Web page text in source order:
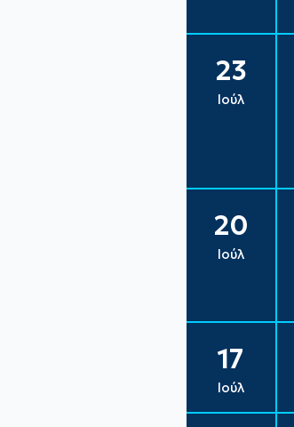
23
Ιούλ
20
Ιούλ
17
Ιούλ